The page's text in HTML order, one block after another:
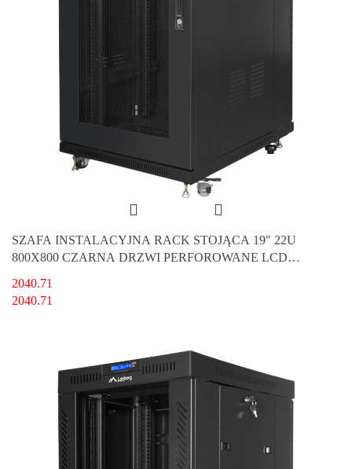
SZAFA INSTALACYJNA RACK STOJĄCA 19" 22U
800X800 CZARNA DRZWI PERFOROWANE LCD
2040.71
2040.71